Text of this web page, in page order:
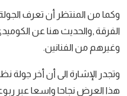
وكما من المنتظر أن تعرف
الفرقة ,والحديث هنا عن
وغيرهم من الفنانين.
وتجدر الإشارة الى أن أخر
هذا العرض نجاحا واسعا عبر